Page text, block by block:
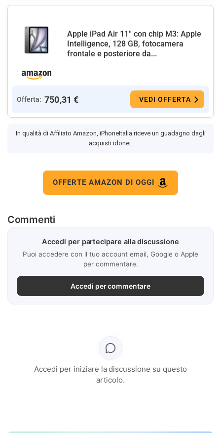
Apple iPad Air 11'' con chip M3: Apple
Intelligence, 128 GB, fotocamera
frontale e posteriore da...
Offerta: 750,31 € VEDI OFFERTA
In qualità di Affiliato Amazon, iPhoneItalia riceve un guadagno dagli
acquisti idonei.
OFFERTE AMAZON DI OGGI
Commenti
Accedi per partecipare alla discussione
Puoi accedere con il tuo account email, Google o Apple
per commentare.
Accedi per commentare
Accedi per iniziare la discussione su questo
articolo.